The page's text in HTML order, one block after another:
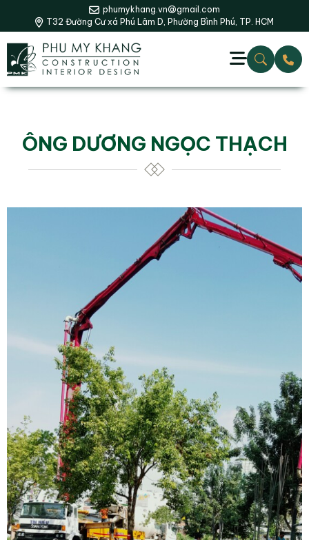
phumykhang.vn@gmail.com
T32 Đường Cư xá Phú Lâm D, Phường Bình Phú, TP. HCM
ÔNG DƯƠNG NGỌC THẠCH